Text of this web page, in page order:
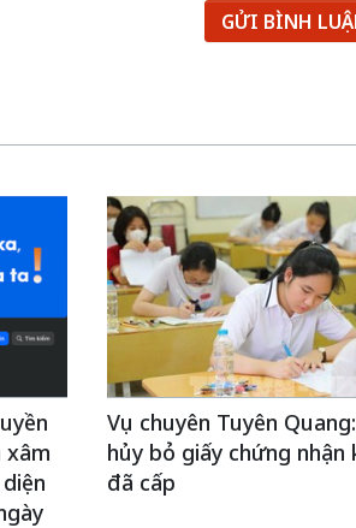
GỬI BÌNH
xâm
Vụ chuyên Tuyên
hủy bỏ giấy chứng
đã cấp